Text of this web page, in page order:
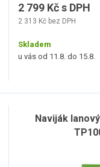
2 799 Kč s DPH
2 313 Kč bez DPH
Skladem
u vás od 11.8. do 15.8.
Naviják